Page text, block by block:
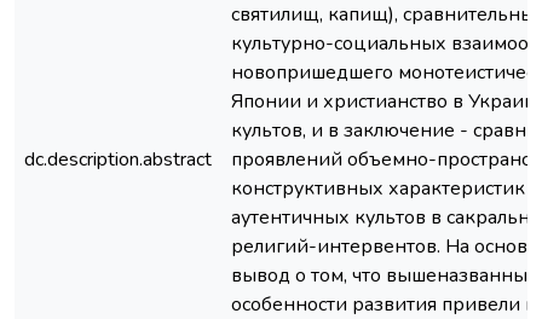
dc.description.abstract
святилищ, капищ),
культурно-социальных
новопришедшего
Японии и христианство в
культов, и в заключение -
проявлений объемно-
конструктивных характеристик
аутентичных культов в
религий-интервентов. На основе
вывод о том, что
особенности развития привели